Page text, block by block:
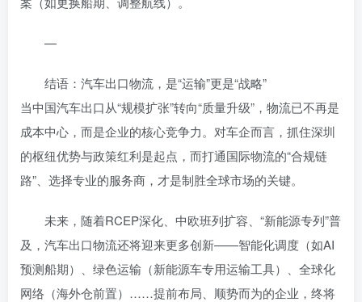
—
结语：汽车出口物流，是“运输”更是“战略”
当中国汽车出口从“规模扩张”转向“质量升级”，物流已不再是
成本中心，而是企业的核心竞争力。对车企而言，抓住深圳
的枢纽优势与政策红利是起点，而打通国际物流的“合规链
路”、选择专业的服务商，才是制胜全球市场的关键。
未来，随着RCEP深化、中欧班列扩容、“新能源专列”普
及，汽车出口物流还将迎来更多创新——智能化调度（如AI
预测船期）、绿色运输（新能源车专用运输工具）、全球化
网络（海外仓前置）……提前布局、顺势而为的企业，终将